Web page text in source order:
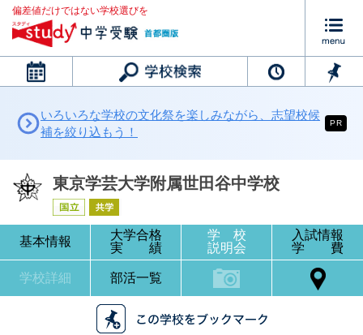
偏差値だけではない学校選びを
カレンダー
いろいろな学校の文化祭を楽しみながら、志望校候
補を絞り込もう！
PR
東京学芸大学附属世田谷中学校
基本情報
大学合格
実 績
学 校
説明会
入試情報
学 費
学校詳細 部活一覧